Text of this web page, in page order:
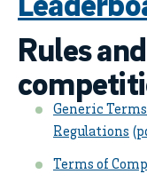
Rules
Generic
Regulations
Terms of